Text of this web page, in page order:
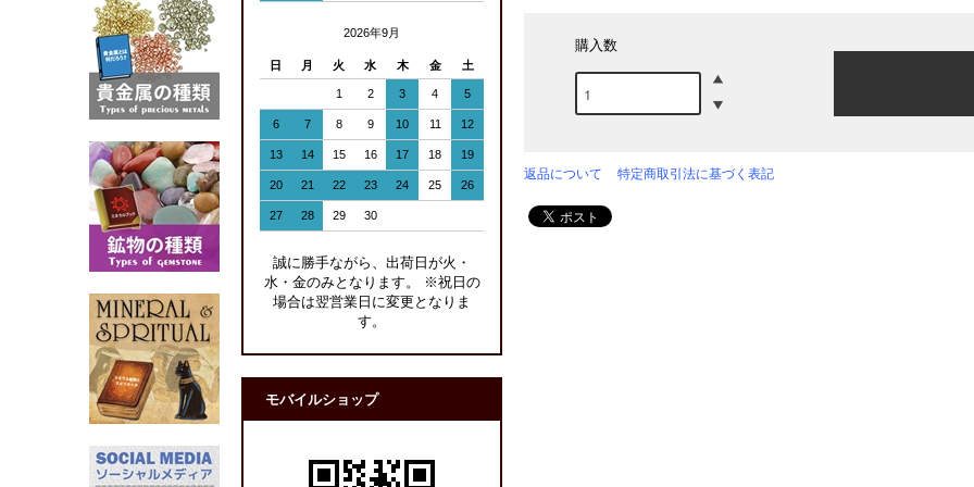
購入数
返品について 特定商取引法に基づく表記
2026年9月
日 月 火 水 木 金 土
1 2 3 4 5
6 7 8 9 10 11 12
13 14 15 16 17 18 19
20 21 22 23 24 25 26
27 28 29 30
誠に勝手ながら、出荷日が火・
水・金のみとなります。 ※祝日の
場合は翌営業日に変更となりま
す。
モバイルショップ